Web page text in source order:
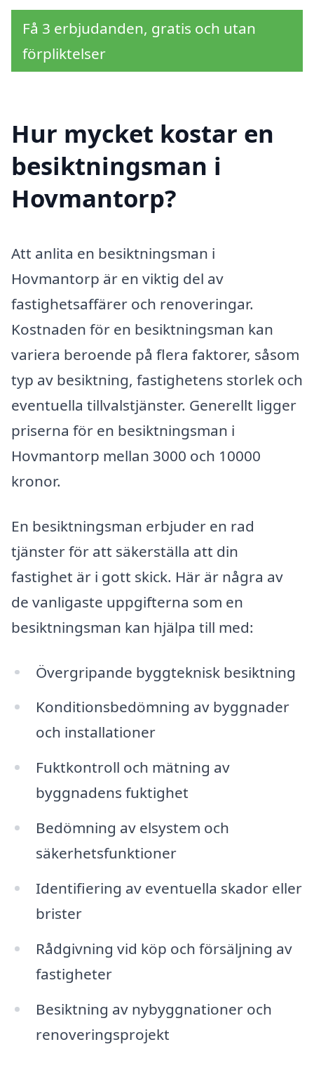
Få 3 erbjudanden, gratis och utan
förpliktelser
Hur mycket kostar en
besiktningsman i
Hovmantorp?
Att anlita en besiktningsman i
Hovmantorp är en viktig del av
fastighetsaffärer och renoveringar.
Kostnaden för en besiktningsman kan
variera beroende på flera faktorer, såsom
typ av besiktning, fastighetens storlek och
eventuella tillvalstjänster. Generellt ligger
priserna för en besiktningsman i
Hovmantorp mellan 3000 och 10000
kronor.
En besiktningsman erbjuder en rad
tjänster för att säkerställa att din
fastighet är i gott skick. Här är några av
de vanligaste uppgifterna som en
besiktningsman kan hjälpa till med:
Övergripande byggteknisk besiktning
Konditionsbedömning av byggnader
och installationer
Fuktkontroll och mätning av
byggnadens fuktighet
Bedömning av elsystem och
säkerhetsfunktioner
Identifiering av eventuella skador eller
brister
Rådgivning vid köp och försäljning av
fastigheter
Besiktning av nybyggnationer och
renoveringsprojekt